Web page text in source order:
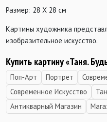
Размер: 28 Х 28 см
Картины художника
изобразительное искусство.
Купить картину «Таня.
Поп-Арт Портрет
Современное Искусство
Антикварный Магазин